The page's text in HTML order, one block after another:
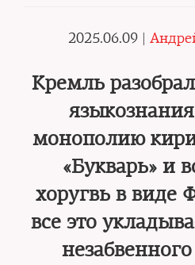
2025.06.09 |
Кремль
монополию
«Букварь» и
хоругвь в виде
все это